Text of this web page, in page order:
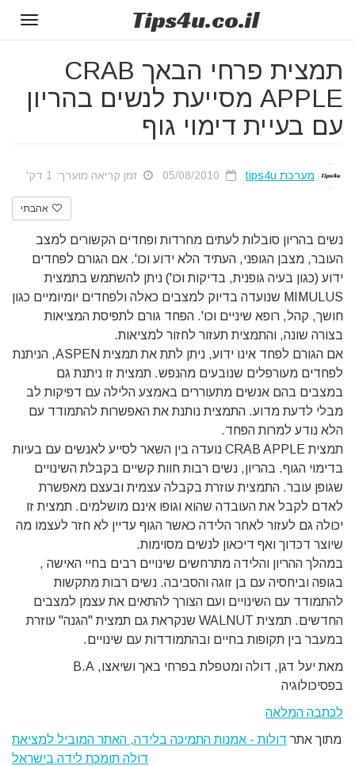
Tips4u.co.il
תמצית פרחי הבאך CRAB
APPLE מסייעת לנשים בהריון
עם בעיית דימוי גוף
מערכת tips4u זמן קריאה מוערך: 1 דק'
אהבתי
נשים בהריון סובלות לעתים מחרדות ופחדים הקשורים למצב
העובר, מצבן הגופני, העתיד הלא ידוע וכו'. אם הגורם לפחדים
ידוע (כגון בעיה גופנית, בדיקות וכו') ניתן להשתמש בתמצית
MIMULUS שנועדה בדיוק למצבים כאלה ולפחדים יומיומיים כגון
חושך, קהל, רופא שיניים וכו'. הפחד גורם לתפיסת המציאות
בצורה שונה, והתמצית תעזור לחזור למציאות.
אם הגורם לפחד אינו ידוע, ניתן לתת את תמצית ASPEN, הניתנת
לפחדים מעורפלים שנובעים מהנפש. תמצית זו ניתנת גם
במצבים בהם אנשים מתעוררים באמצע הלילה עם דפיקות לב
מבלי לדעת מדוע. התמצית נותנת את האפשרות להתמודד עם
הלא נודע למרות הפחד.
תמצית CRAB APPLE נועדה בין השאר לסייע לאנשים עם בעיות
בדימוי הגוף. בהריון, נשים רבות חוות קשיים בקבלת השינויים
שגופן עובר. התמצית עוזרת בקבלה עצמית ובעצם מאפשרת
לאדם לקבל את העובדה שהוא וגופו אינם מושלמים. תמצית זו
יכולה גם לעזור לאחר הלידה כאשר הגוף עדיין לא חזר לעצמו מה
שיוצר דכדוך ואף דיכאון לנשים מסוימות.
במהלך ההריון והלידה מתרחשים שינויים רבים בחיי האישה ,
בגופה וביחסיה עם בן זוגה והסביבה. נשים רבות מתקשות
להתמודד עם השינויים ועם הצורך להתאים את עצמן למצבים
החדשים. תמצית WALNUT שנקראת גם תמצית "הגנה" עוזרת
במעבר בין תקופות בחיים ובהתמודדות עם שינויים.
מאת יעל דגן, דולה ומטפלת בפרחי באך ושיאצו, B.A
בפסיכולוגיה
לכתבה המלאה
מתוך אתר דולות - אמנות התמיכה בלידה, האתר המוביל למציאת
דולה תומכת לידה בישראל